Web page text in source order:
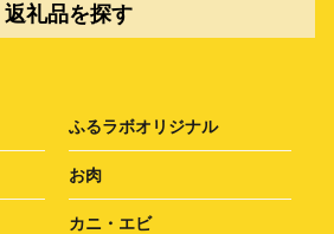
返礼品を探す
ふるラボオリジナル
お肉
カニ・エビ